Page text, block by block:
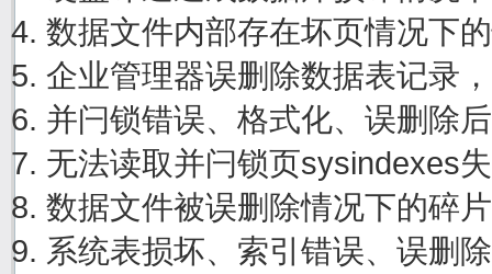
数据文件内部存在坏页情况下
企业管理器误删除数据表记录
并闩锁错误、格式化、误删除
无法读取并闩锁页sysindexes
数据文件被误删除情况下的碎
系统表损坏、索引错误、误删